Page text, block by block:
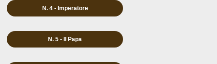
N. 4 - Imperatore
N. 5 - Il Papa